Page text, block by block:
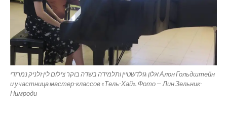
אלון גולדשטיין ותלמידה בשדה בוקר צילום לין זלניק נמרודי Алон Гольдштейн
и участница мастер-классов «Тель-Хай». Фото — Лин Зельник-
Нимроди